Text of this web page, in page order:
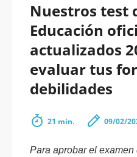
Nuestros test
Educación
actualizados
evaluar tus
debilidades
21 min. 09/02/
Para aprobar el